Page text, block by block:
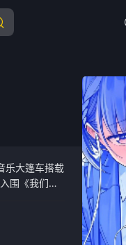
暂无观看影片的记录
乐大篷车搭载
围《我们唱